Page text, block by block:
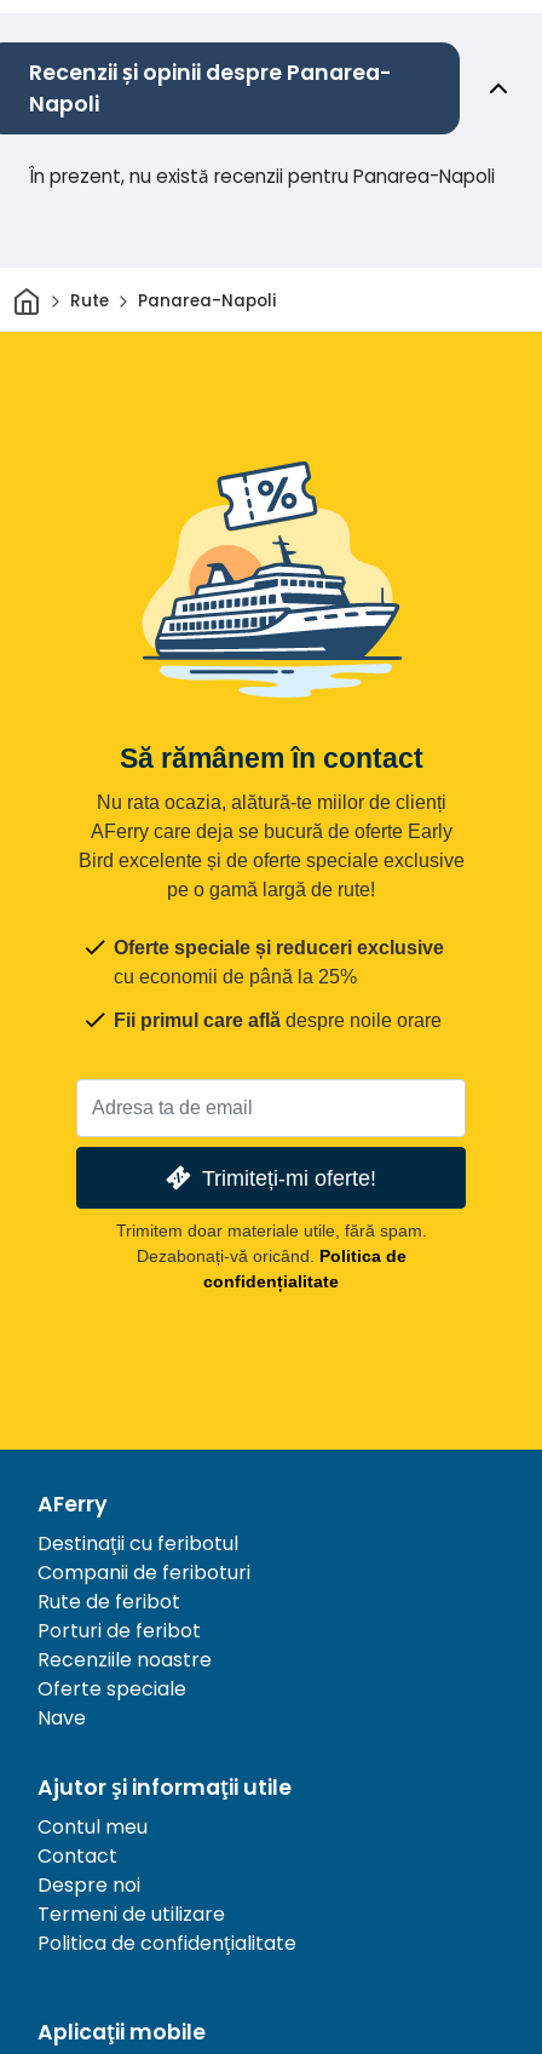
Recenzii și opinii despre Panarea-
Napoli
În prezent, nu există recenzii pentru Panarea-Napoli
AcasăRute Panarea-Napoli
Să rămânem în contact
Nu rata ocazia, alătură-te miilor de clienți
AFerry care deja se bucură de oferte Early
Bird excelente și de oferte speciale exclusive
pe o gamă largă de rute!
Oferte speciale și reduceri exclusive
cu economii de până la 25%
Fii primul care află despre noile orare
Trimiteți-mi oferte!
Trimitem doar materiale utile, fără spam.
Dezabonați-vă oricând.
Politica de
confidențialitate
AFerry
Destinații cu feribotul
Companii de feriboturi
Rute de feribot
Porturi de feribot
Recenziile noastre
Oferte speciale
Nave
Ajutor și informații utile
Contul meu
Contact
Despre noi
Termeni de utilizare
Politica de confidențialitate
Aplicații mobile